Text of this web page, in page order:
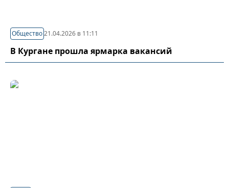
Общество21.04.2026 в 11:11
В Кургане прошла ярмарка вакансий